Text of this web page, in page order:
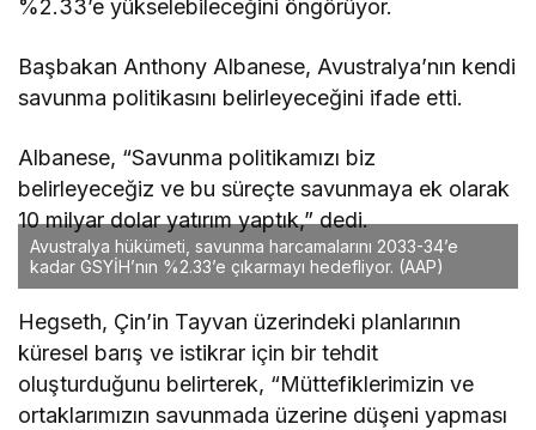
%2.33’e yükselebileceğini öngörüyor.
Başbakan Anthony Albanese, Avustralya’nın kendi
savunma politikasını belirleyeceğini ifade etti.
Albanese, “Savunma politikamızı biz
belirleyeceğiz ve bu süreçte savunmaya ek olarak
10 milyar dolar yatırım yaptık,” dedi.
Avustralya hükümeti, savunma harcamalarını 2033-34’e
kadar GSYİH’nın %2.33’e çıkarmayı hedefliyor. (AAP)
Hegseth, Çin’in Tayvan üzerindeki planlarının
küresel barış ve istikrar için bir tehdit
oluşturduğunu belirterek, “Müttefiklerimizin ve
ortaklarımızın savunmada üzerine düşeni yapması